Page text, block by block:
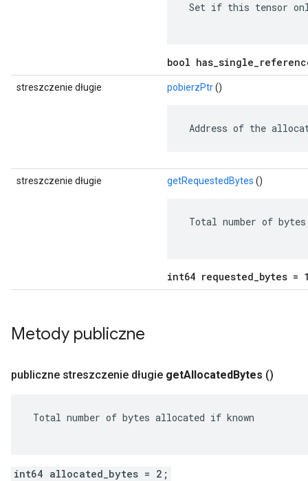
Set if this tensor
bool
streszczenie długie pobierzPtr()
Address of the
streszczenie długie getRequestedBytes ()
Total number of
int64 requested_bytes =
Metody publiczne
publiczne streszczenie długie getAllocatedBytes ()
Total number of bytes allocated if known
int64 allocated_bytes = 2;